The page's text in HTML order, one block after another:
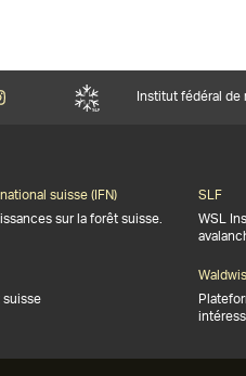
Institut fédéral
suisse (IFN)
sur la forêt suisse.
SLF
WSL